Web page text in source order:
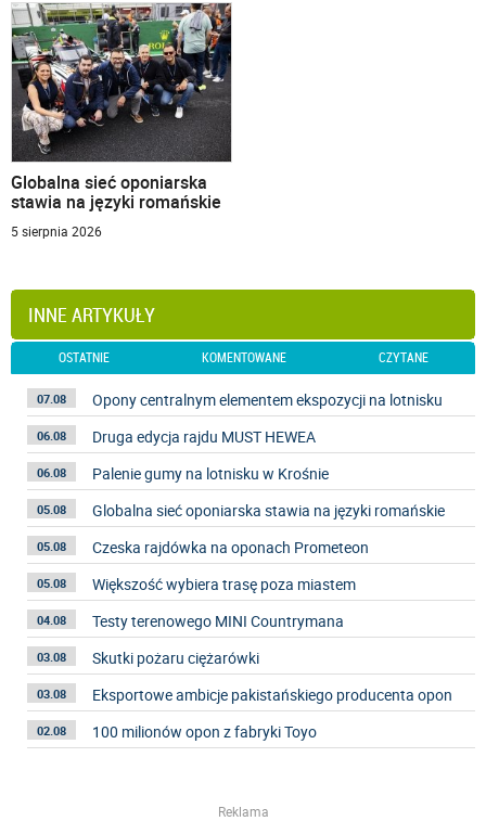
Globalna sieć oponiarska
stawia na języki romańskie
5 sierpnia 2026
INNE ARTYKUŁY
OSTATNIE KOMENTOWANE CZYTANE
07.08 Opony centralnym elementem ekspozycji na lotnisku
06.08 Druga edycja rajdu MUST HEWEA
06.08 Palenie gumy na lotnisku w Krośnie
05.08 Globalna sieć oponiarska stawia na języki romańskie
05.08 Czeska rajdówka na oponach Prometeon
05.08 Większość wybiera trasę poza miastem
04.08 Testy terenowego MINI Countrymana
03.08 Skutki pożaru ciężarówki
03.08 Eksportowe ambicje pakistańskiego producenta opon
02.08 100 milionów opon z fabryki Toyo
Reklama